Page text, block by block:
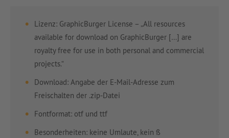
Lizenz: GraphicBurger License – „All resources
available for download on GraphicBurger […] are
royalty free for use in both personal and commercial
projects.“
Download: Angabe der E-Mail-Adresse zum
Freischalten der .zip-Datei
Fontformat: otf und ttf
Besonderheiten: keine Umlaute, kein ß